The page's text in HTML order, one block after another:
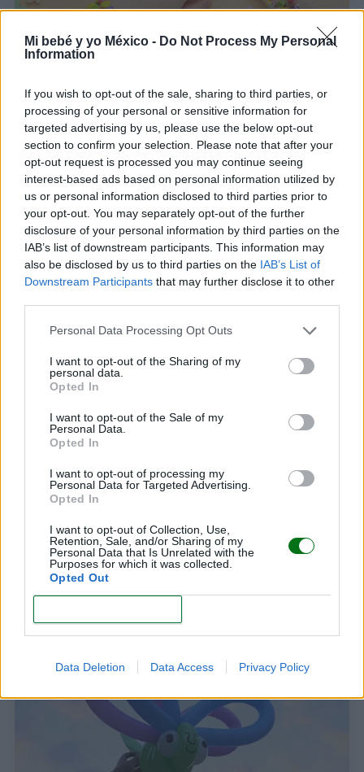
Mi bebé y yo México - Do Not Process My Personal
Information
If you wish to opt-out of the sale, sharing to third parties, or
processing of your personal or sensitive information for
targeted advertising by us, please use the below opt-out
section to confirm your selection. Please note that after your
opt-out request is processed you may continue seeing
interest-based ads based on personal information utilized by
us or personal information disclosed to third parties prior to
your opt-out. You may separately opt-out of the further
disclosure of your personal information by third parties on the
IAB’s list of downstream participants. This information may
also be disclosed by us to third parties on the IAB’s List of
Downstream Participants that may further disclose it to other
Personal Data Processing Opt Outs
I want to opt-out of the Sharing of my
personal data.
Opted In
I want to opt-out of the Sale of my
Personal Data.
Opted In
I want to opt-out of processing my
Personal Data for Targeted Advertising.
Opted In
I want to opt-out of Collection, Use,
Retention, Sale, and/or Sharing of my
Personal Data that Is Unrelated with the
Purposes for which it was collected.
Opted Out
Data Deletion Data Access Privacy Policy
encantarán!
LEER
Cómo hacer corazones de papel
LEER